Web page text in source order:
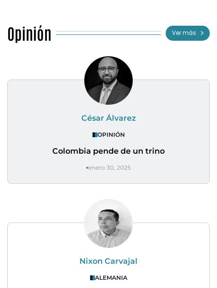
Opinión Ver más
César Álvarez
OPINIÓN
Colombia pende de un trino
enero 30, 2025
Nixon Carvajal
ALEMANIA